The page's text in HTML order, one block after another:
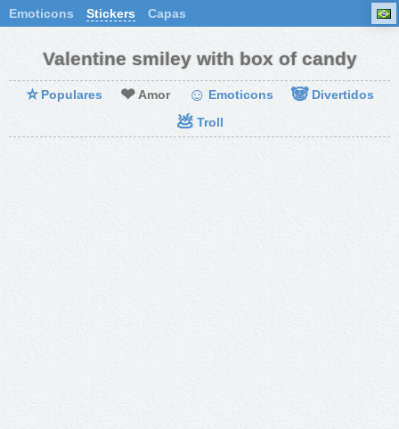
Emoticons Stickers Capas
Valentine smiley with box of candy
⭐ Populares ❤ Amor ☺ Emoticons 🐼 Divertidos
💩 Troll